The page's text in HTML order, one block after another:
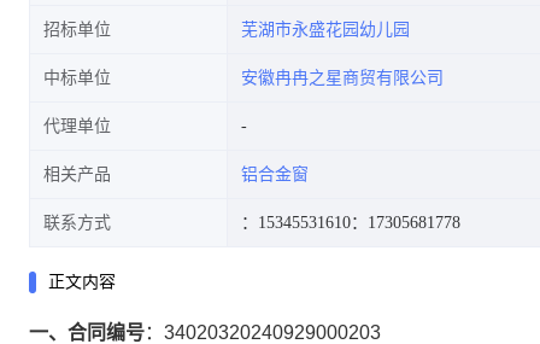
招标单位 芜湖市永盛花园幼儿园
中标单位 安徽冉冉之星商贸有限公司
代理单位
相关产品 铝合金窗
联系方式 ：15345531610：17305681778
正文内容
一、合同编号： 34020320240929000203